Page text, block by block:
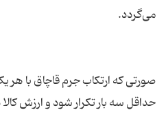
صورتی که ارتکاب جرم قاچاق با هر
حداقل سه بار تکرار شود و ارزش